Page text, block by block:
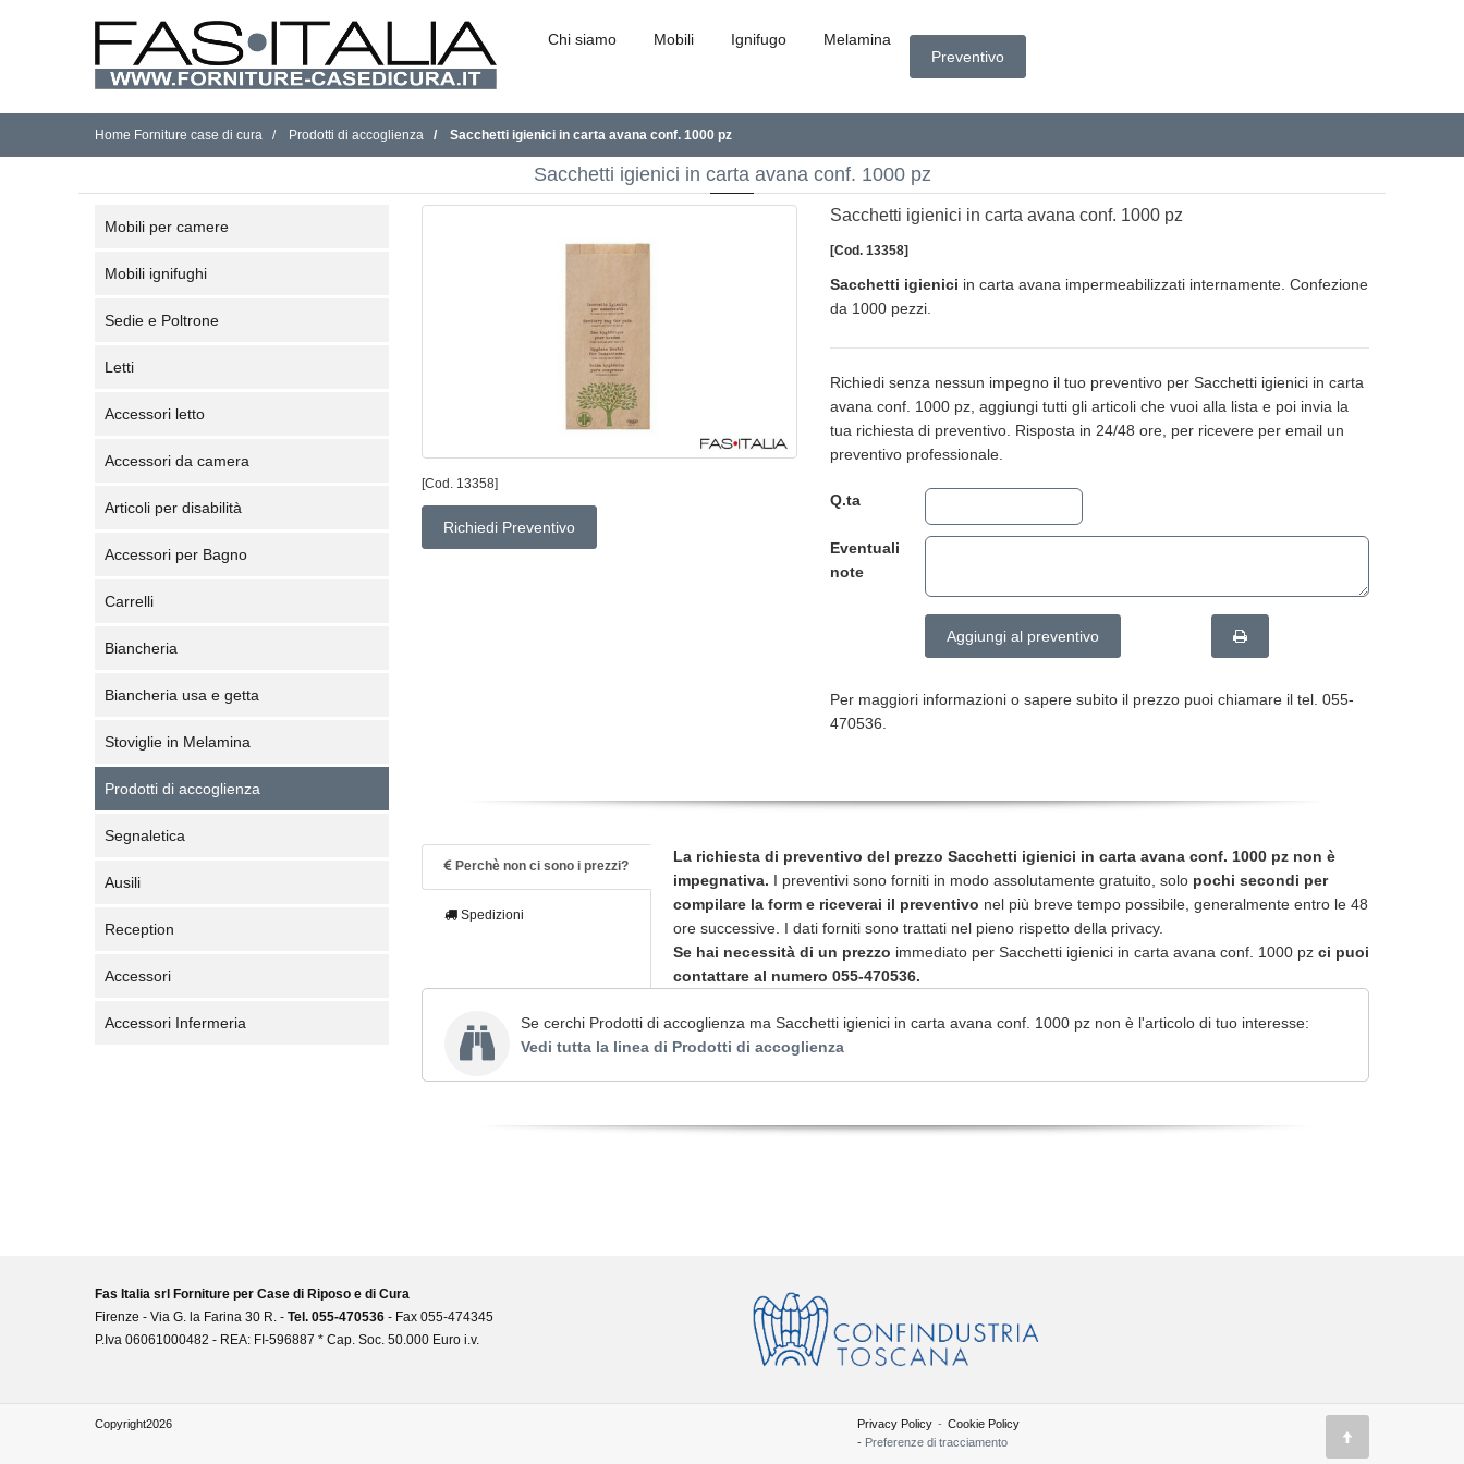
Chi siamo Mobili Ignifugo
Melamina
Preventivo
Home Forniture case di cura Prodotti di accoglienza Sacchetti igienici in carta avana conf. 1000 pz
Sacchetti igienici in carta avana conf. 1000 pz
Mobili per camere
Mobili ignifughi
Sedie e Poltrone
Letti
Accessori letto
Accessori da camera
Articoli per disabilità
Accessori per Bagno
Carrelli
Biancheria
Biancheria usa e getta
Stoviglie in Melamina
Prodotti di accoglienza
Segnaletica
Ausili
Reception
Accessori
Accessori Infermeria
[Cod. 13358]
Richiedi Preventivo
Sacchetti igienici in carta avana conf. 1000 pz
[Cod. 13358]
Sacchetti igienici in carta avana impermeabilizzati internamente. Confezione
da 1000 pezzi.
Richiedi senza nessun impegno il tuo preventivo per Sacchetti igienici in carta
avana conf. 1000 pz, aggiungi tutti gli articoli che vuoi alla lista e poi invia la
tua richiesta di preventivo. Risposta in 24/48 ore, per ricevere per email un
preventivo professionale.
Q.ta
Eventuali
note
Aggiungi al preventivo
Per maggiori informazioni o sapere subito il prezzo puoi chiamare il tel. 055-
470536.
Perchè non ci sono i prezzi?
Spedizioni
La richiesta di preventivo del prezzo Sacchetti igienici in carta avana conf. 1000 pz non è
impegnativa. I preventivi sono forniti in modo assolutamente gratuito, solo pochi secondi per
compilare la form e riceverai il preventivo nel più breve tempo possibile, generalmente entro le 48
ore successive. I dati forniti sono trattati nel pieno rispetto della privacy.
Se hai necessità di un prezzo immediato per Sacchetti igienici in carta avana conf. 1000 pz ci puoi
contattare al numero 055-470536.
Se cerchi Prodotti di accoglienza ma Sacchetti igienici in carta avana conf. 1000 pz non è l'articolo di tuo interesse:
Vedi tutta la linea di Prodotti di accoglienza
Fas Italia srl Forniture per Case di Riposo e di Cura
Firenze - Via G. la Farina 30 R. - Tel. 055-470536 - Fax 055-474345
P.Iva 06061000482 - REA: FI-596887 * Cap. Soc. 50.000 Euro i.v.
Copyright2026 Privacy Policy - Cookie Policy
- Preferenze di tracciamento